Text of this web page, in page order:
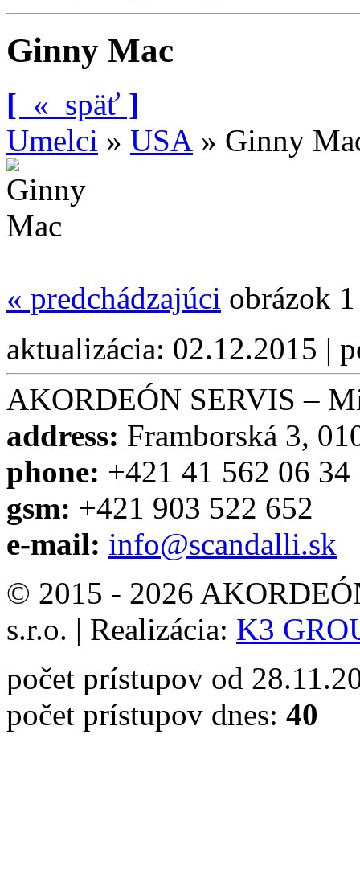
Ginny Mac
[ « späť ]
Umelci » USA » Ginny
« predchádzajúci obrázok
aktualizácia: 02.12.2015 |
AKORDEÓN SERVIS –
address: Framborská 3,
phone: +421 41 562 06 34
gsm: +421 903 522 652
e-mail: info@scandalli.sk
© 2015 - 2026
s.r.o. | Realizácia: K3
počet prístupov od
počet prístupov dnes: 40